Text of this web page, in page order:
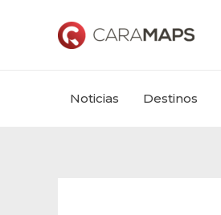
Noticias
Destinos